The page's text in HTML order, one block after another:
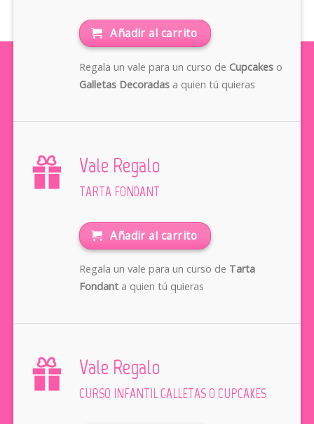
Añadir al carrito
Regala un vale para un curso de Cupcakeso
Galletas Decoradasa quien tú quieras
Vale Regalo
TARTA FONDANT
Añadir al carrito
Regala un vale para un curso de Tarta
Fondanta quien tú quieras
Vale Regalo
CURSO INFANTIL GALLETAS O CUPCAKES